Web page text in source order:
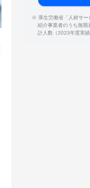
※ 厚生労働省「人材サー
紹介事業者のうち無期
計人数（2023年度実